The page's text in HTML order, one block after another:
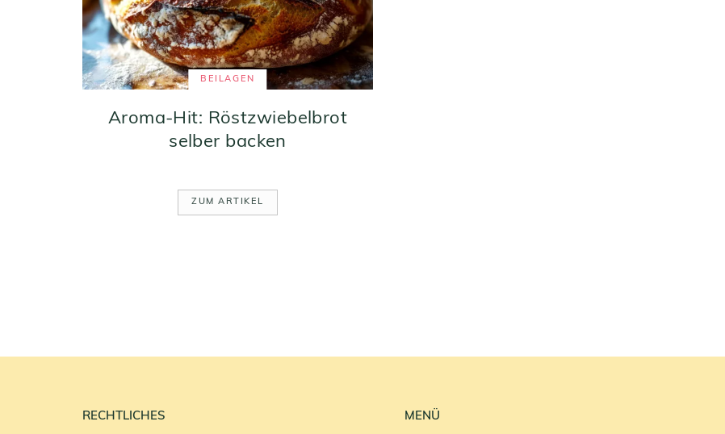
BEILAGEN
Aroma-Hit: Röstzwiebelbrot
selber backen
ZUM ARTIKEL
RECHTLICHES MENÜ